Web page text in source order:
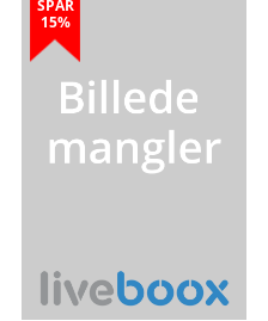
SPAR
15%